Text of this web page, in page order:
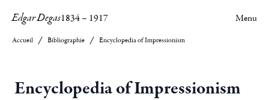
Edgar Degas1834– 1917 Menu
Accueil Bibliographie Encyclopedia of Impressionism
Encyclopedia of Impressionism